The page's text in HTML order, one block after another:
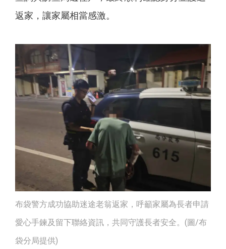
返家，讓家屬相當感激。
布袋警方成功協助迷途老翁返家，呼籲家屬為長者申請
愛心手鍊及留下聯絡資訊，共同守護長者安全。(圖/布
袋分局提供)